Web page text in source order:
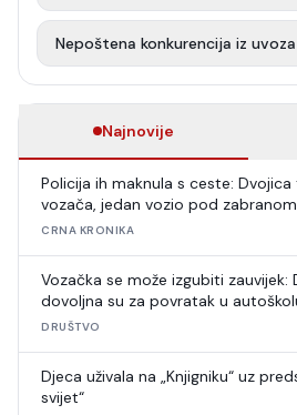
Nepoštena konkurencija iz uvoza
Najnovije
Policija ih maknula s ceste:
vozača, jedan vozio pod zabranom
CRNA KRONIKA
Vozačka se može izgubiti zauvijek:
dovoljna su za povratak u
DRUŠTVO
Djeca uživala na „Knjigniku“ uz
svijet“